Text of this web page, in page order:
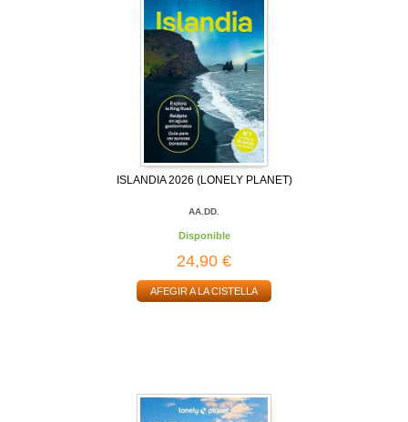
ISLANDIA 2026 (LONELY PLANET)
AA.DD.
Disponible
24,90 €
AFEGIR A LA CISTELLA